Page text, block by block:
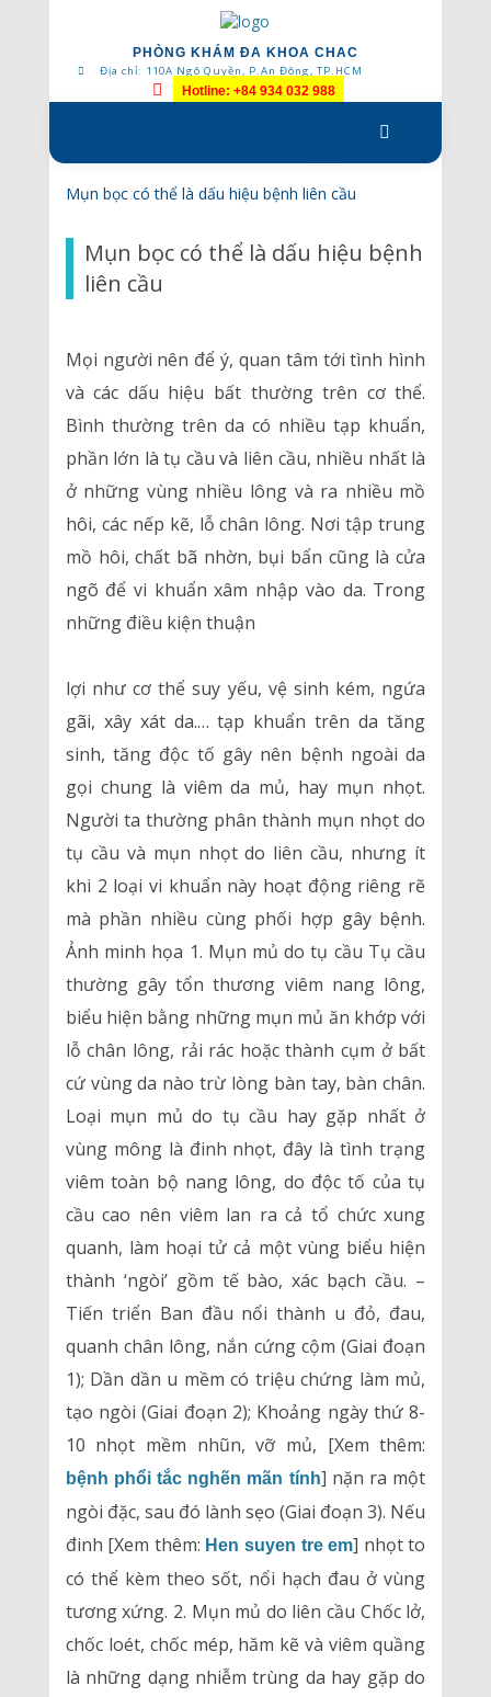
PHÒNG KHÁM ĐA KHOA CHAC
Địa chỉ: 110A Ngô Quyền, P.An Đông, TP.HCM
Hotline: +84 934 032 988
to
content
Mụn bọc có thể là dấu hiệu bệnh liên cầu
Mụn bọc có thể là dấu hiệu bệnh
liên cầu
Mọi người nên để ý, quan tâm tới tình hình
và các dấu hiệu bất thường trên cơ thể.
Bình thường trên da có nhiều tạp khuẩn,
phần lớn là tụ cầu và liên cầu, nhiều nhất là
ở những vùng nhiều lông và ra nhiều mồ
hôi, các nếp kẽ, lỗ chân lông. Nơi tập trung
mồ hôi, chất bã nhờn, bụi bẩn cũng là cửa
ngõ để vi khuẩn xâm nhập vào da. Trong
những điều kiện thuận
lợi như cơ thể suy yếu, vệ sinh kém, ngứa
gãi, xây xát da.… tạp khuẩn trên da tăng
sinh, tăng độc tố gây nên bệnh ngoài da
gọi chung là viêm da mủ, hay mụn nhọt.
Người ta thường phân thành mụn nhọt do
tụ cầu và mụn nhọt do liên cầu, nhưng ít
khi 2 loại vi khuẩn này hoạt động riêng rẽ
mà phần nhiều cùng phối hợp gây bệnh.
Ảnh minh họa 1. Mụn mủ do tụ cầu Tụ cầu
thường gây tổn thương viêm nang lông,
biểu hiện bằng những mụn mủ ăn khớp với
lỗ chân lông, rải rác hoặc thành cụm ở bất
cứ vùng da nào trừ lòng bàn tay, bàn chân.
Loại mụn mủ do tụ cầu hay gặp nhất ở
vùng mông là đinh nhọt, đây là tình trạng
viêm toàn bộ nang lông, do độc tố của tụ
cầu cao nên viêm lan ra cả tổ chức xung
quanh, làm hoại tử cả một vùng biểu hiện
thành ‘ngòi’ gồm tế bào, xác bạch cầu. –
Tiến triển Ban đầu nổi thành u đỏ, đau,
quanh chân lông, nắn cứng cộm (Giai đoạn
1); Dần dần u mềm có triệu chứng làm mủ,
tạo ngòi (Giai đoạn 2); Khoảng ngày thứ 8-
10 nhọt mềm nhũn, vỡ mủ, [Xem thêm:
bệnh phổi tắc nghẽn mãn tính] nặn ra một
ngòi đặc, sau đó lành sẹo (Giai đoạn 3). Nếu
đinh [Xem thêm: Hen suyen tre em] nhọt to
có thể kèm theo sốt, nổi hạch đau ở vùng
tương xứng. 2. Mụn mủ do liên cầu Chốc lở,
chốc loét, chốc mép, hăm kẽ và viêm quầng
là những dạng nhiễm trùng da hay gặp do